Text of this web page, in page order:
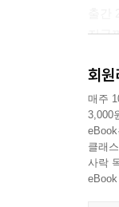
지금
거침
고양
있는
더해
눈썰
회원
매주
3,000
클래
사락